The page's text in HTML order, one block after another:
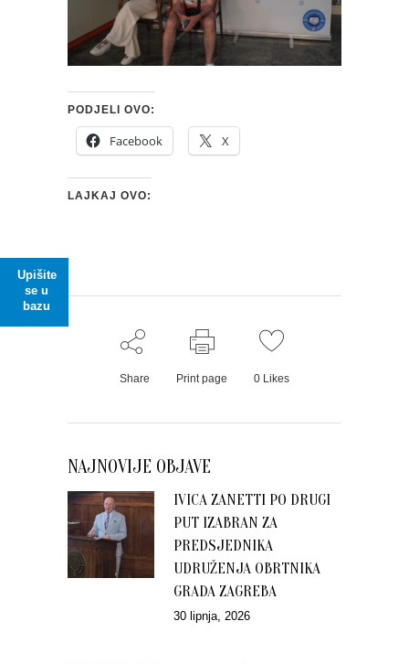
Upišite
se u
bazu
PODJELI OVO:
Facebook X
LAJKAJ OVO:
Share Print page 0 Likes
NAJNOVIJE OBJAVE
IVICA ZANETTI PO DRUGI
PUT IZABRAN ZA
PREDSJEDNIKA
UDRUŽENJA OBRTNIKA
GRADA ZAGREBA
30 lipnja, 2026